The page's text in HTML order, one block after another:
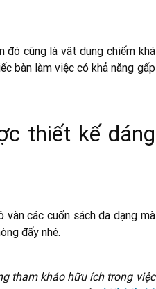
cũng là vật dụng chiếm khá
bàn làm việc có khả năng gấp
thiết kế dáng
các cuốn sách đa dạng mà
đấy nhé.
tham khảo hữu ích trong việc